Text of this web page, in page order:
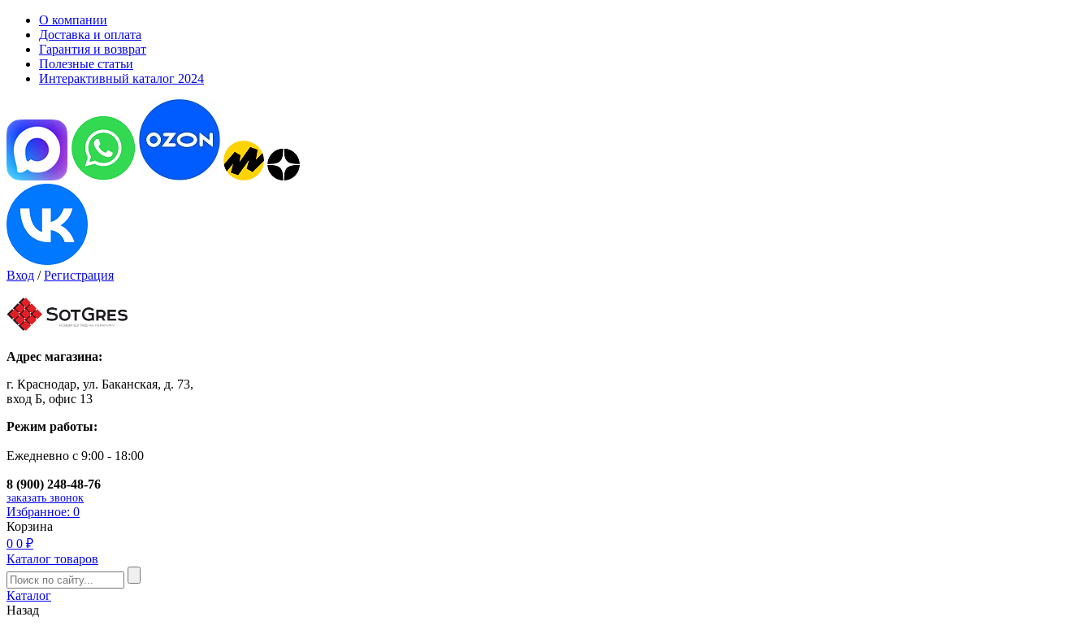
О компании
Доставка и оплата
Гарантия и возврат
Полезные статьи
Интерактивный каталог 2024
Вход /Регистрация
Адрес магазина:
г. Краснодар, ул. Баканская, д. 73,
вход Б, офис 13
Режим работы:
Ежедневно с 9:00 - 18:00
8 (900) 248-48-76
заказать звонок
Избранное: 0
Корзина
0 0 ₽
Каталог товаров
Каталог
Назад